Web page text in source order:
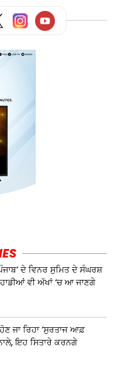
ਦੇ ਵਿਨਰ ਸੁਮਿਤ ਦੇ ਸੰਘਰਸ਼
ਵੀ ਅੱਖਾਂ ‘ਚ ਆ ਜਾਣਗੇ
ਜਾ ਰਿਹਾ ‘ਸੁਰਤਾਜ ਆਫ਼
ਇਹ ਸਿਤਾਰੇ ਕਰਨਗੇ